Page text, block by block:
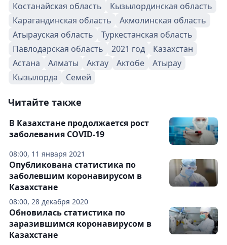
Костанайская область
Кызылординская область
Карагандинская область
Акмолинская область
Атырауская область
Туркестанская область
Павлодарская область
2021 год
Казахстан
Астана
Алматы Актау Актобе
Атырау
Кызылорда
Семей
Читайте также
08:00, 11 января 2021
В Казахстане продолжается рост
заболевания COVID-19
08:00, 28 декабря 2020
Опубликована статистика по
заболевшим коронавирусом в
Казахстане
Обновилась статистика по
заразившимся коронавирусом в
Казахстане